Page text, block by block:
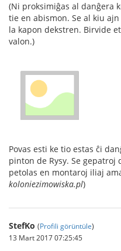
(Ni proksimiĝas al danĝera
tie en abismon. Se al kiu
la kapon dekstren. Birvide
valon.)
Povas esti ke tio estas ĉi
pinton de Rysy. Se
petolas en montaroj iliaj
koloniezimowiska.pl)
StefKo (Profili görüntüle)
13 Mart 2017 07:25:45